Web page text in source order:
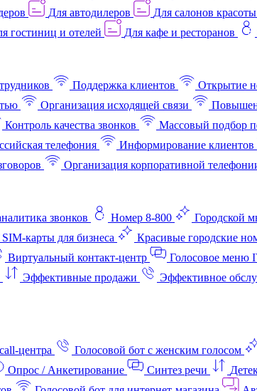
Для автодилеров Для салонов красоты
гостиниц и отелей Для кафе и ресторанов
Поддержка клиентов Открытие
Организация исходящей связи
Контроль качества звонков Массовый подбор
телефония Информирование клиентов
Организация корпоративной
звонков Номер 8-800 Городской
карты для бизнеса Красивые городские
Виртуальный контакт‑центр Голосовое меню
Эффективные продажи Эффективное
центра Голосовой бот с женским голосом
Опрос / Анкетирование Синтез речи